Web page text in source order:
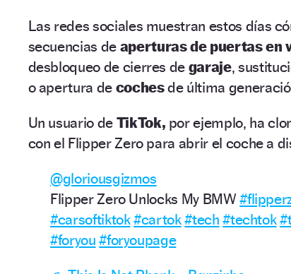
Las redes sociales muestran estos días
secuencias de aperturas de puertas en
desbloqueo de cierres de garaje,
o apertura de cochesde última
Un usuario de TikTok, por ejemplo, ha
con el Flipper Zero para abrir el coche a
@gloriousgizmos
Flipper Zero Unlocks My BMW
#carsoftiktok#cartok#tech #techtok
#foryou #foryoupage